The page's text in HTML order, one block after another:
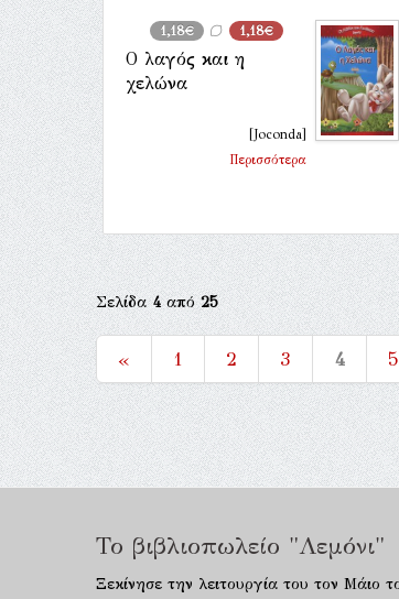
1,18€ 1,18€
Ο λαγός και η
χελώνα
[Joconda]
Περισσότερα
Σελίδα4από25
« 1 2 3 4 5
Το βιβλιοπωλείο "Λεμόνι"
Ξεκίνησε την λειτουργία του τον Μάιο